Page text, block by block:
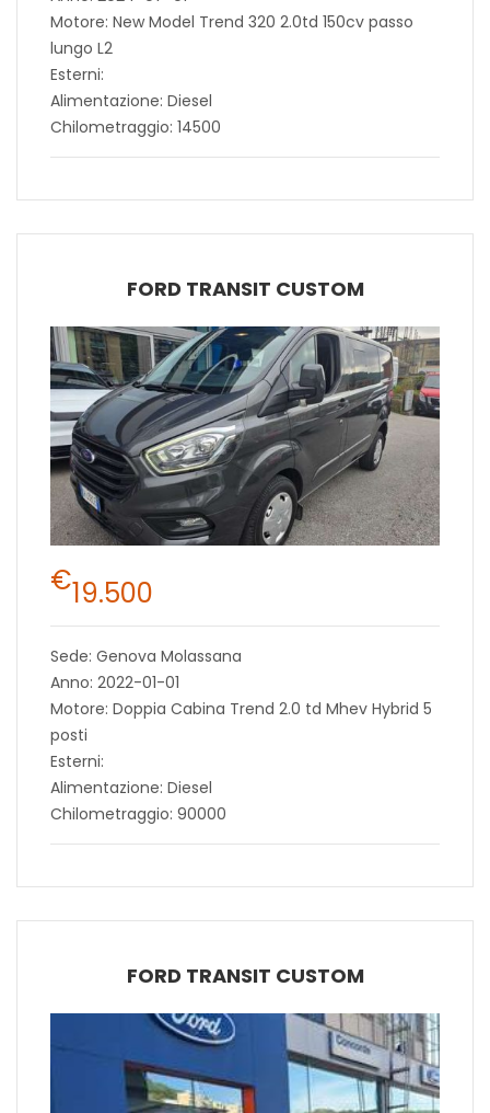
Motore: New Model Trend 320 2.0td 150cv passo
lungo L2
Esterni:
Alimentazione: Diesel
Chilometraggio: 14500
FORD TRANSIT CUSTOM
€19.500
Sede: Genova Molassana
Anno: 2022-01-01
Motore: Doppia Cabina Trend 2.0 td Mhev Hybrid 5
posti
Esterni:
Alimentazione: Diesel
Chilometraggio: 90000
FORD TRANSIT CUSTOM